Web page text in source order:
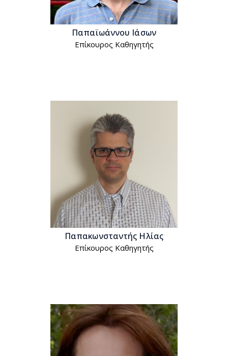
Παπαϊωάννου Ιάσων
Επίκουρος Kαθηγητής
Παπακωνσταντής Hλίας
Επίκουρος Kαθηγητής